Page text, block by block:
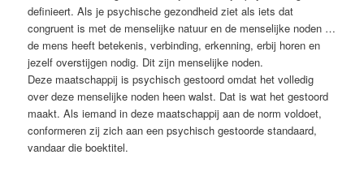
definieert. Als je psychische gezondheid ziet als iets dat
congruent is met de menselijke natuur en de menselijke noden …
de mens heeft betekenis, verbinding, erkenning, erbij horen en
jezelf overstijgen nodig. Dit zijn menselijke noden.
Deze maatschappij is psychisch gestoord omdat het volledig
over deze menselijke noden heen walst. Dat is wat het gestoord
maakt. Als iemand in deze maatschappij aan de norm voldoet,
conformeren zij zich aan een psychisch gestoorde standaard,
vandaar die boektitel.